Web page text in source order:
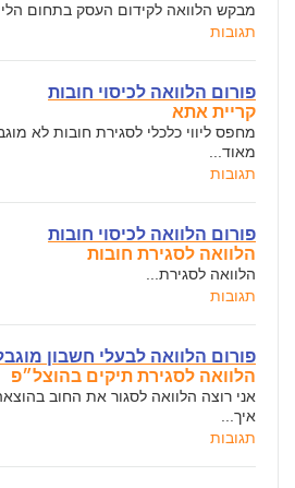
מבקש הלוואה לקידום העסק בתחום
תגובות
פורום הלוואה לכיסוי חובות
קריית אתא
מחפס ליווי כלכלי לסגירת חובות לא
מאוד...
תגובות
פורום הלוואה לכיסוי חובות
הלוואה לסגירת חובות
הלוואה לסגירת...
תגובות
פורום הלוואה לבעלי חשבון
הלוואה לסגירת תיקים בהוצל״פ
אני רוצה הלוואה לסגור את החוב
איך...
תגובות